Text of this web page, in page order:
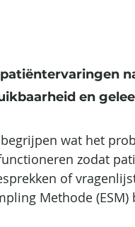
en
wat het
zodat
of
Methode